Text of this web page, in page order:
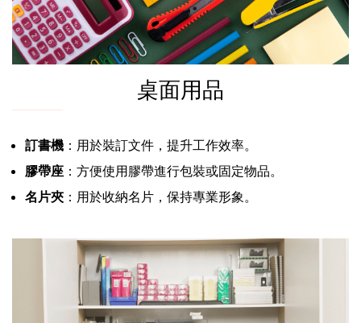
桌面用品
訂書機 ：用於裝訂文件，提升工作效率。
膠帶座 ：方便使用膠帶進行包裝或固定物品。
名片夾 ：用於收納名片，保持專業形象。